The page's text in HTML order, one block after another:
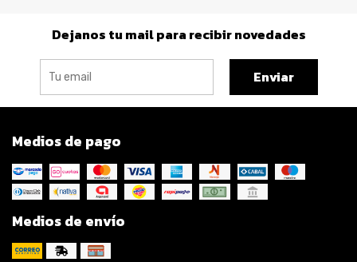
Dejanos tu mail para recibir novedades
Enviar
Medios de pago
Medios de envío